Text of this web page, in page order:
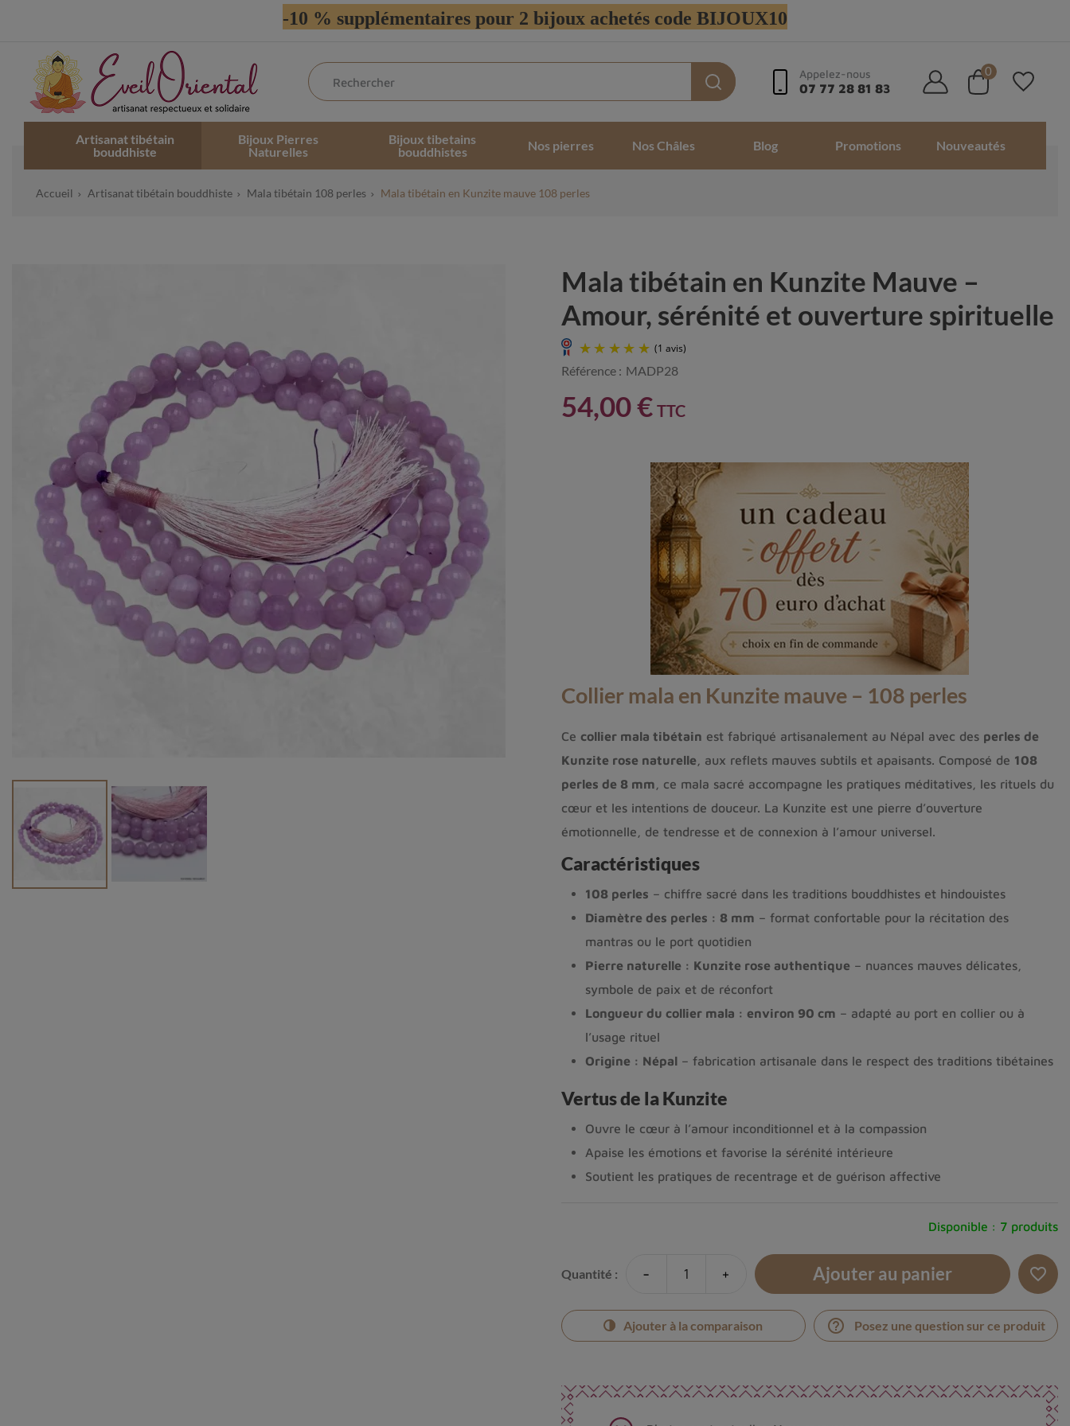
-10 % supplémentaires pour 2 bijoux achetés code BIJOUX10
Appelez-nous
07 77 28 81 83
0
Artisanat tibétain
bouddhiste
Bijoux Pierres
Naturelles
Bijoux tibetains
bouddhistes
Nos pierres Nos Châles Blog Promotions Nouveautés
Accueil Artisanat tibétain bouddhiste Mala tibétain 108 perles Mala tibétain en Kunzite mauve 108 perles
Mala tibétain en Kunzite Mauve –
Amour, sérénité et ouverture spirituelle
Référence : MADP28
54,00 € TTC
Collier mala en Kunzite mauve – 108 perles
Ce collier mala tibétain est fabriqué artisanalement au Népal avec des perles de
Kunzite rose naturelle , aux reflets mauves subtils et apaisants. Composé de 108
perles de 8 mm , ce mala sacré accompagne les pratiques méditatives, les rituels du
cœur et les intentions de douceur. La Kunzite est une pierre d’ouverture
émotionnelle, de tendresse et de connexion à l’amour universel.
Caractéristiques
108 perles – chiffre sacré dans les traditions bouddhistes et hindouistes
Diamètre des perles : 8 mm – format confortable pour la récitation des
mantras ou le port quotidien
Pierre naturelle : Kunzite rose authentique – nuances mauves délicates,
symbole de paix et de réconfort
Longueur du collier mala : environ 90 cm – adapté au port en collier ou à
l’usage rituel
Origine : Népal– fabrication artisanale dans le respect des traditions tibétaines
Vertus de la Kunzite
Ouvre le cœur à l’amour inconditionnel et à la compassion
Apaise les émotions et favorise la sérénité intérieure
Soutient les pratiques de recentrage et de guérison affective
Disponible : 7 produits
Quantité : - + Ajouter au panier favorite_border
Ajouter à la comparaison help_outline Posez une question sur ce produit